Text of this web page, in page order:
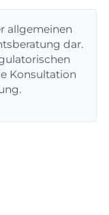
allgemeinen
dar.
Konsultation